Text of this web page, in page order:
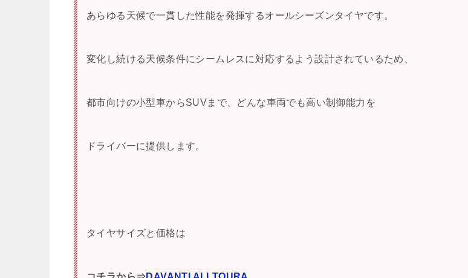
あらゆる天候で一貫した性能を発揮するオールシーズンタイヤです。
変化し続ける天候条件にシームレスに対応するよう設計されているため、
都市向けの小型車からSUVまで、どんな車両でも高い制御能力を
ドライバーに提供します。
タイヤサイズと価格は